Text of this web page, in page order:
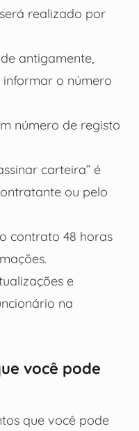
realizado por
antigamente,
o número
número de registo
carteira” é
ou pelo
contrato 48 horas
e
na
você pode
que você pode